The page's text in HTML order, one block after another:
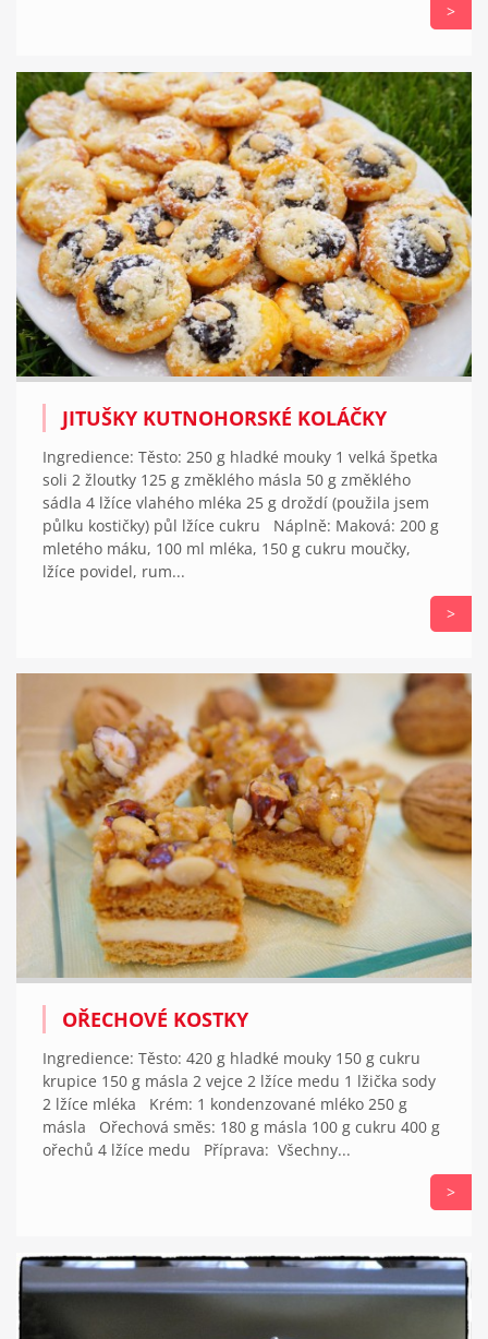
>
JITUŠKY KUTNOHORSKÉ KOLÁČKY
Ingredience: Těsto: 250 g hladké mouky 1 velká špetka
soli 2 žloutky 125 g změklého másla 50 g změklého
sádla 4 lžíce vlahého mléka 25 g droždí (použila jsem
půlku kostičky) půl lžíce cukru Náplně: Maková: 200 g
mletého máku, 100 ml mléka, 150 g cukru moučky,
lžíce povidel, rum...
>
OŘECHOVÉ KOSTKY
Ingredience: Těsto: 420 g hladké mouky 150 g cukru
krupice 150 g másla 2 vejce 2 lžíce medu 1 lžička sody
2 lžíce mléka Krém: 1 kondenzované mléko 250 g
másla Ořechová směs: 180 g másla 100 g cukru 400 g
ořechů 4 lžíce medu Příprava: Všechny...
>